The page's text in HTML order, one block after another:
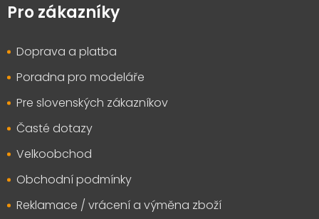
pPro zákazníky
Doprava a platba
Poradna pro modeláře
Pre slovenských zákazníkov
Časté dotazy
Velkoobchod
Obchodní podmínky
Reklamace / vrácení a výměna zboží